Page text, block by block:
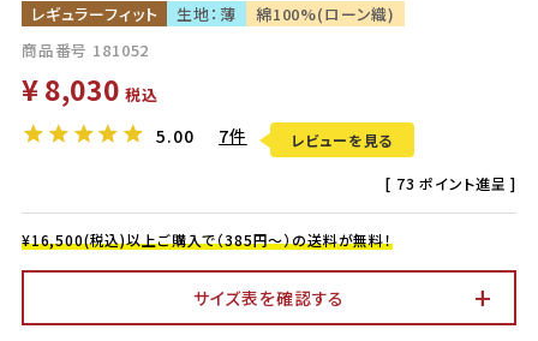
レギュラーフィット 生地：薄
綿100%(ローン織)
商品番号 181052
¥8,030 税込
5.00 7件 レビューを見る
[ 73 ポイント進呈 ]
¥16,500(税込)以上ご購入で（385円～）の送料が無料！
サイズ表を確認する